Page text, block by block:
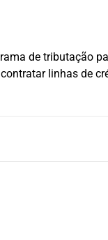
de tributação
linhas de